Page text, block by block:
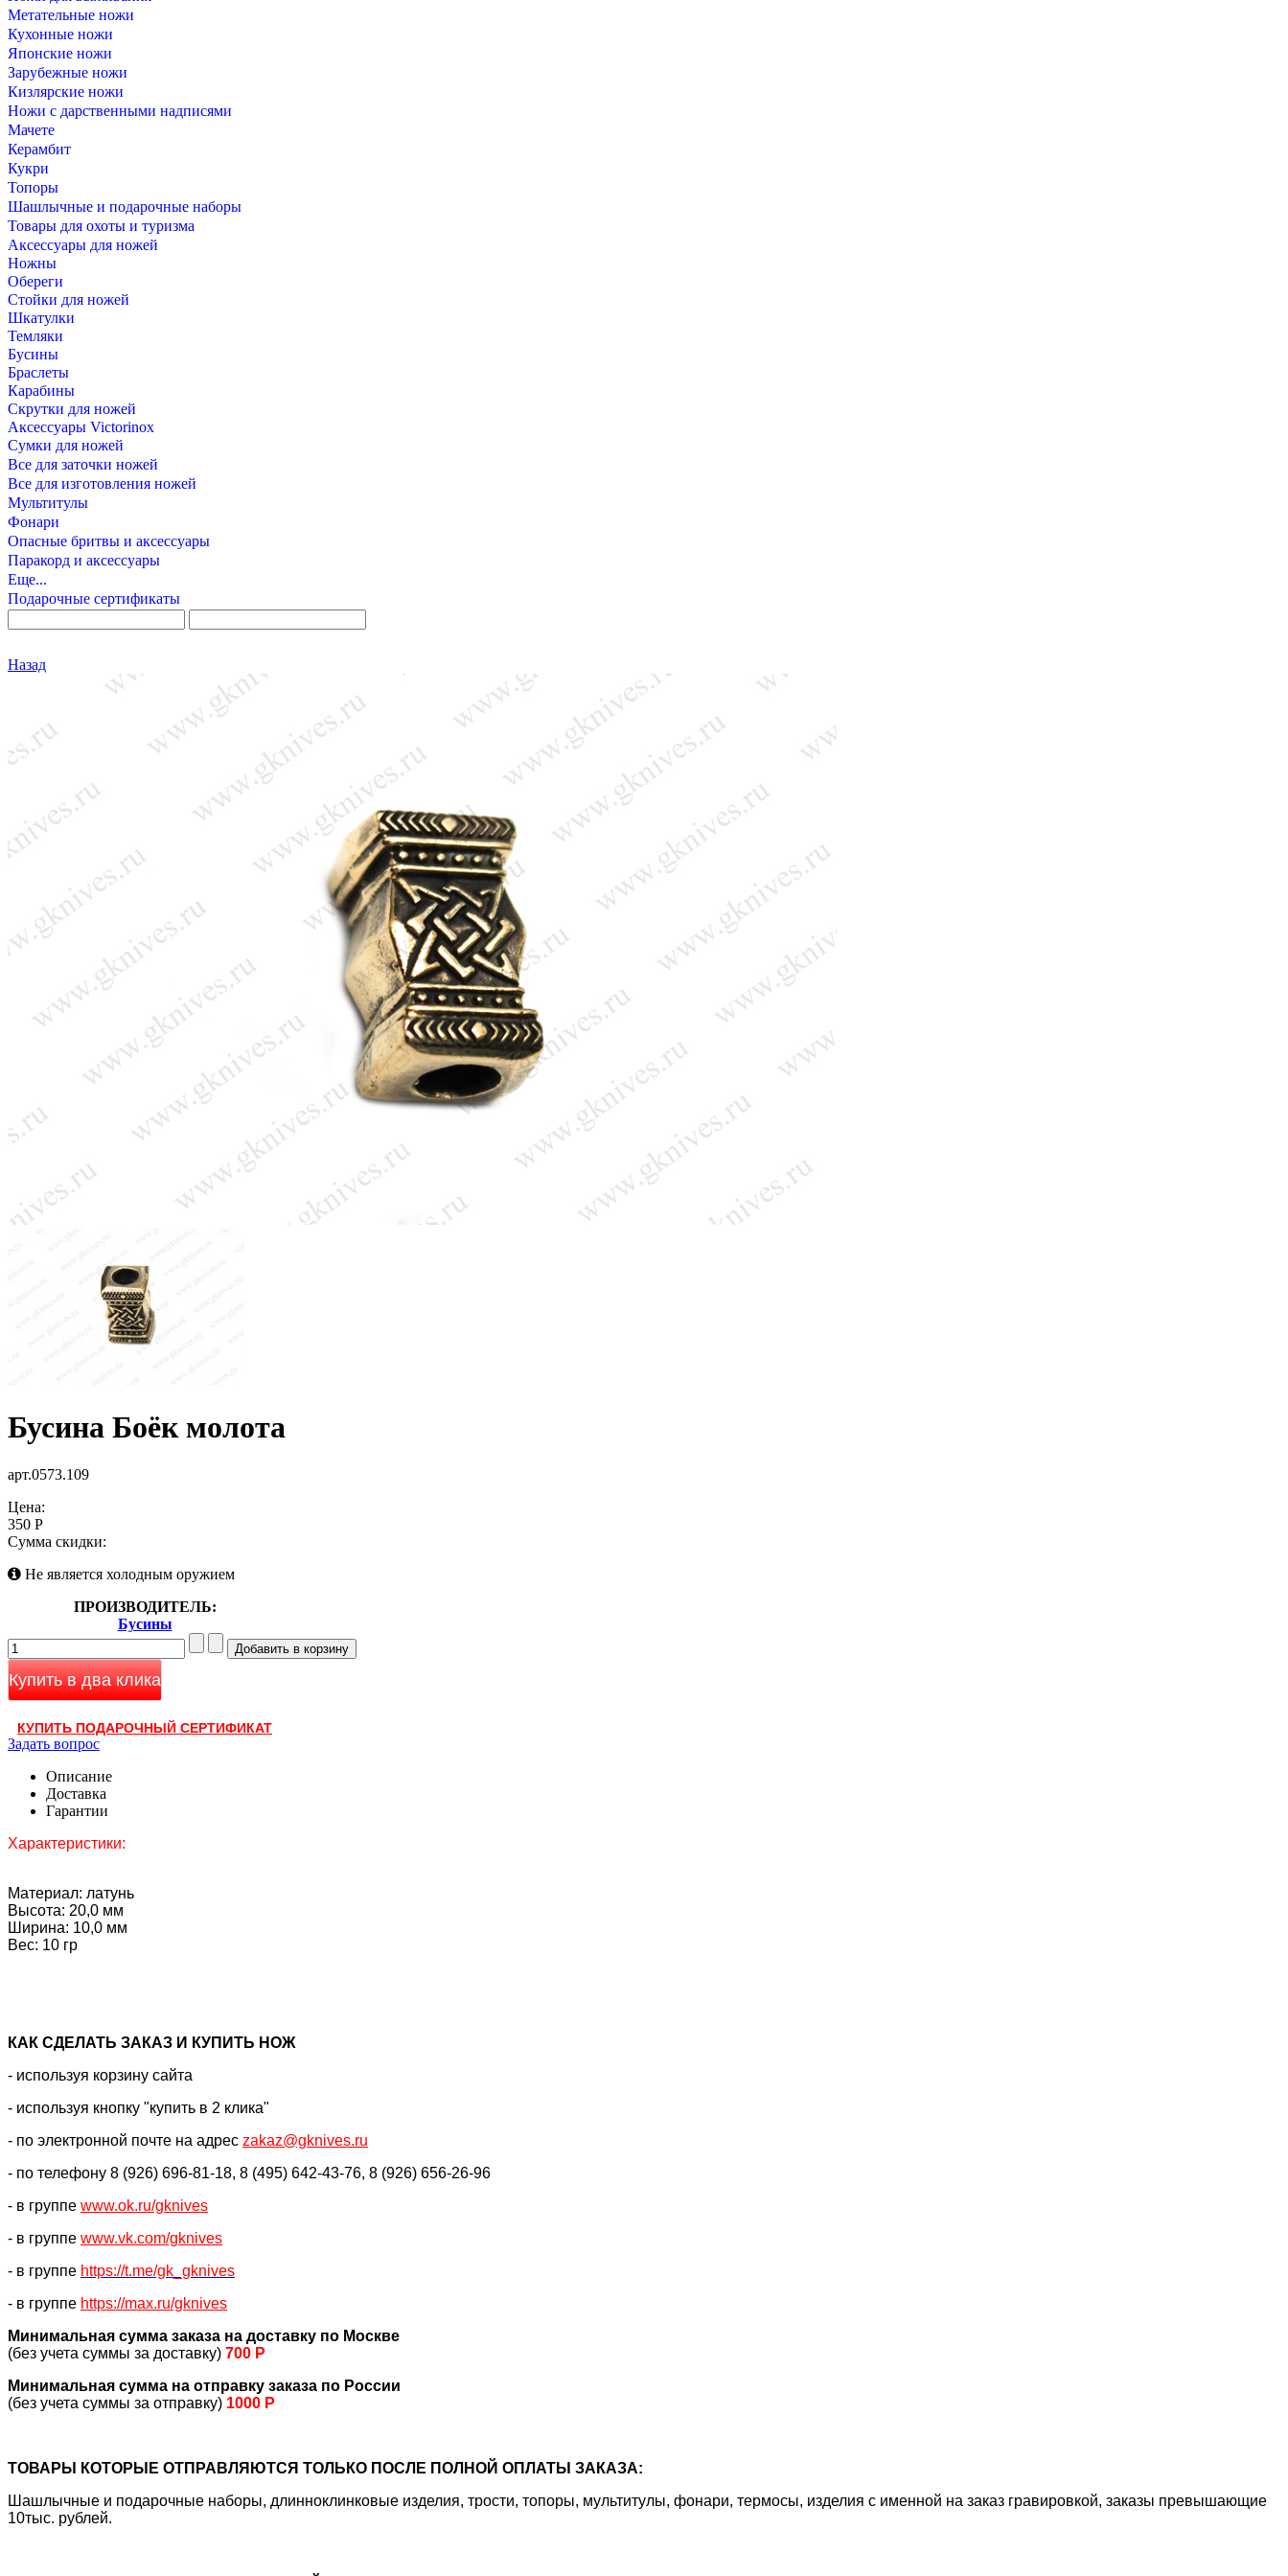
Метательные ножи
Кухонные ножи
Японские ножи
Зарубежные ножи
Кизлярские ножи
Ножи с дарственными надписями
Мачете
Керамбит
Кукри
Топоры
Шашлычные и подарочные наборы
Товары для охоты и туризма
Аксессуары для ножей
Ножны
Обереги
Стойки для ножей
Шкатулки
Темляки
Бусины
Браслеты
Карабины
Скрутки для ножей
Аксессуары Victorinox
Сумки для ножей
Все для заточки ножей
Все для изготовления ножей
Мультитулы
Фонари
Опасные бритвы и аксессуары
Паракорд и аксессуары
Еще...
Подарочные сертификаты
Назад
Бусина Боёк молота
арт.0573.109
Цена:
350 Р
Сумма скидки:
Не является холодным оружием
ПРОИЗВОДИТЕЛЬ:
Бусины
Купить в два клика
КУПИТЬ ПОДАРОЧНЫЙ СЕРТИФИКАТ
Задать вопрос
Описание
Доставка
Гарантии
Характеристики:
Материал: латунь
Высота: 20,0 мм
Ширина: 10,0 мм
Вес: 10 гр
КАК CДЕЛАТЬ ЗАКАЗ И КУПИТЬ НОЖ
- используя корзину сайта
- используя кнопку "купить в 2 клика"
- по электронной почте на адрес zakaz@gknives.ru
- по телефону 8 (926) 696-81-18, 8 (495) 642-43-76, 8 (926) 656-26-96
- в группе www.ok.ru/gknives
- в группе www.vk.com/gknives
- в группе https://t.me/gk_gknives
- в группе https://max.ru/gknives
Минимальная сумма заказа на доставку по Москве
(без учета суммы за доставку) 700 Р
Минимальная сумма на отправку заказа по России
(без учета суммы за отправку) 1000 Р
ТОВАРЫ КОТОРЫЕ ОТПРАВЛЯЮТСЯ ТОЛЬКО ПОСЛЕ ПОЛНОЙ ОПЛАТЫ ЗАКАЗА:
Шашлычные и подарочные наборы, длинноклинковые изделия, трости, топоры, мультитулы, фонари, термосы, изделия с именной на заказ гравировкой, заказы превышающие
10тыс. рублей.